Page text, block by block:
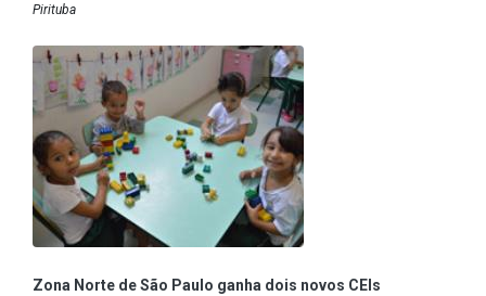
Pirituba
Zona Norte de São Paulo ganha dois novos CEIs